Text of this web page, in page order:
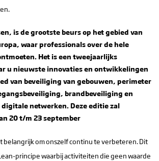
is de grootste beurs op het gebied van
waar professionals over de hele
Het is een tweejaarlijks
u nieuwste innovaties en ontwikkelingen
van beveiliging van gebouwen, perimeter
brandbeveiliging en
netwerken. Deze editie zal
20 t/m 23 september
belangrijk om onszelf continu te verbeteren. Dit
principe waarbij activiteiten die geen waarde